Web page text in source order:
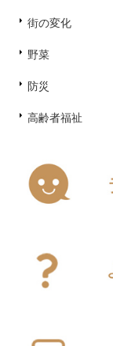
街の変化
野菜
防災
高齢者福祉